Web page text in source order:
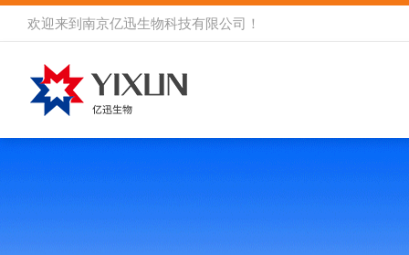
欢迎来到 南京亿迅生物科技有限公司 ！